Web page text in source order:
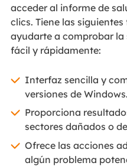
acceder al informe de
clics. Tiene las
ayudarte a comprobar la
fácil y rápidamente:
Interfaz sencilla y
versiones de Windows.
Proporciona
sectores dañados o
Ofrece las acciones
algún problema